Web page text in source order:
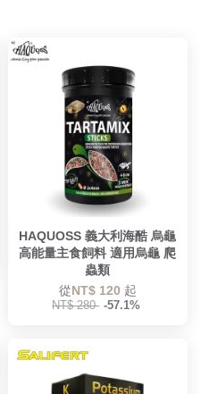
HAQUOSS 義大利海酷 烏龜
高能量主食飼料 適用烏龜 爬
蟲類
從NT$ 120 起
NT$ 280 -57.1%